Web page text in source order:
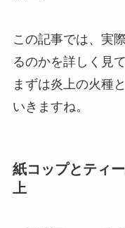
この記事では、実
るのかを詳しく見
まずは炎上の火種
いきますね。
紙コップとティ
上